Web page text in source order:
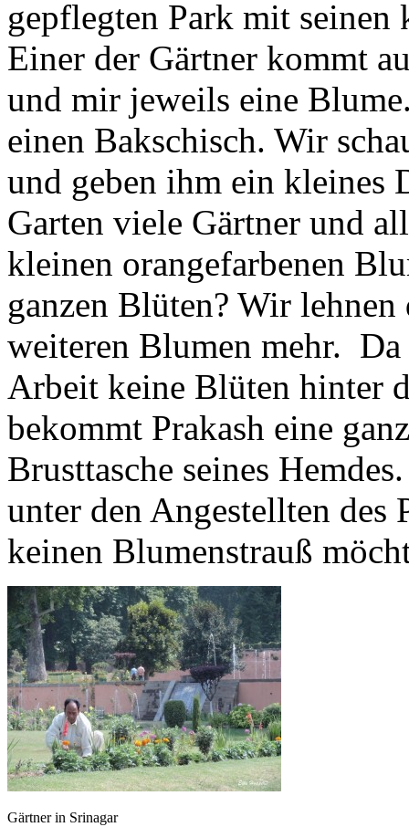
gepflegten Park mit seinen
Einer der Gärtner kommt
und mir jeweils eine
einen Bakschisch. Wir
und geben ihm ein kleines
Garten viele Gärtner und
kleinen orangefarbenen
ganzen Blüten? Wir
weiteren Blumen mehr.
Arbeit keine Blüten hinter
bekommt Prakash eine
Brusttasche seines
unter den Angestellten des
keinen Blumenstrauß
Gärtner in Srinagar